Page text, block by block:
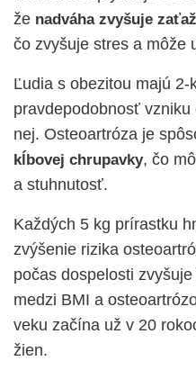
že nadváha zvyšuje
čo zvyšuje stres a môže
Ľudia s obezitou majú 2-
pravdepodobnosť
nej. Osteoartróza je
kĺbovej chrupavky, čo
a stuhnutosť.
Každých 5 kg prírastku
zvýšenie rizika
počas dospelosti
medzi BMI a
veku začína už v 20
žien.